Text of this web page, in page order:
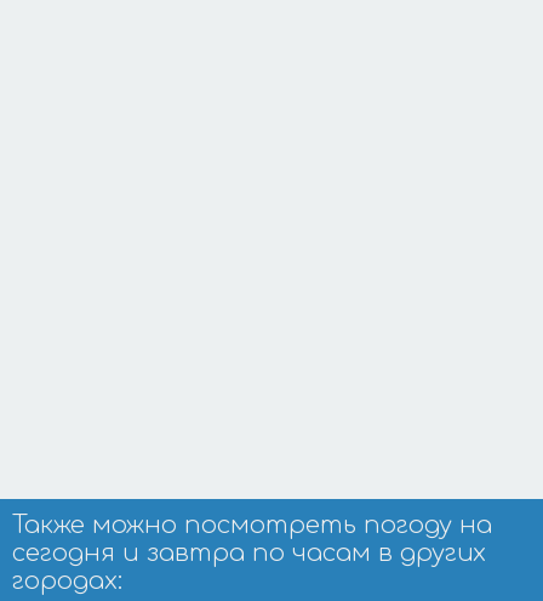
Также можно посмотреть погоду на
сегодня и завтра по часам в других
городах: